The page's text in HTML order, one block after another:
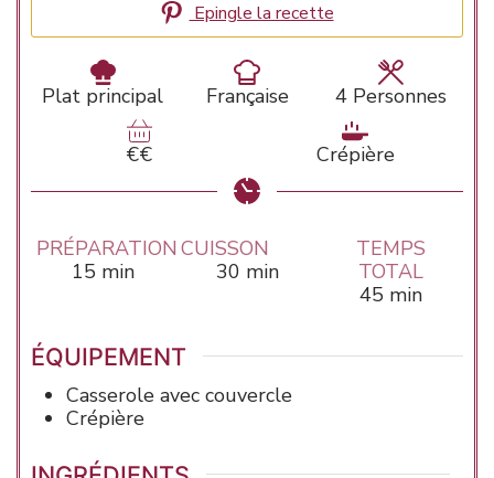
Epingle la recette
Plat principal Française 4 Personnes
€€ Crépière
PRÉPARATION
15minutes
min
CUISSON
30minutes
min
TEMPS
TOTAL
45 minutes
min
ÉQUIPEMENT
Casserole avec couvercle
Crépière